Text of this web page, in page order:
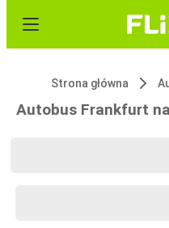
Strona główna
Autobus Frankfurt